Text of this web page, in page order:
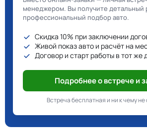
менеджером. Вы получите детальный
профессиональный подбор авто.
Скидка 10% при заключении
Живой показ авто и расчёт на
Договор и старт работы в тот же
Подробнее о встрече и
Встреча бесплатная и ни к чему